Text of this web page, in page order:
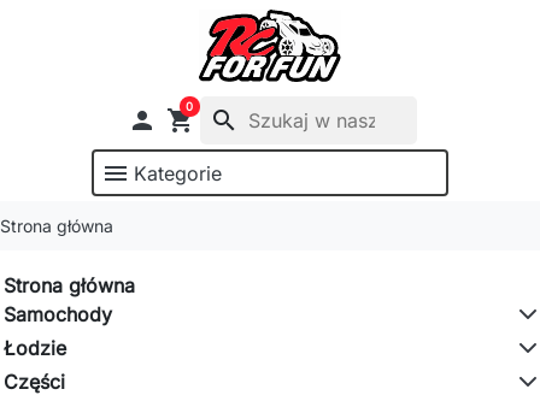
 shopping_cart
0
search
menu Kategorie
Strona główna
Strona główna
Samochody
Łodzie
Części